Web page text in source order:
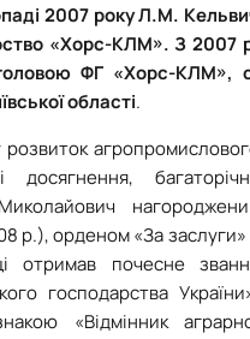
2007 року Л.М.
«Хорс-КЛМ». З 2007
ФГ «Хорс-КЛМ»,
області.
досягнення,
р.), орденом «За заслуги»
почесне
господарства
«Відмінник